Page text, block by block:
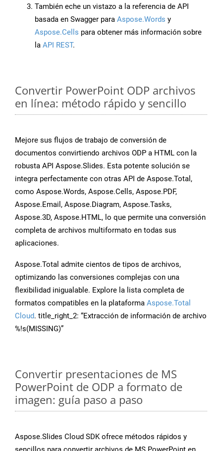
También eche un vistazo a la referencia de API
basada en Swagger para Aspose.Words y
Aspose.Cells para obtener más información sobre
la API REST.
Convertir PowerPoint ODP archivos
en línea: método rápido y sencillo
Mejore sus flujos de trabajo de conversión de
documentos convirtiendo archivos ODP a HTML con la
robusta API Aspose.Slides. Esta potente solución se
integra perfectamente con otras API de Aspose.Total,
como Aspose.Words, Aspose.Cells, Aspose.PDF,
Aspose.Email, Aspose.Diagram, Aspose.Tasks,
Aspose.3D, Aspose.HTML, lo que permite una conversión
completa de archivos multiformato en todas sus
aplicaciones.
Aspose.Total admite cientos de tipos de archivos,
optimizando las conversiones complejas con una
flexibilidad inigualable. Explore la lista completa de
formatos compatibles en la plataforma Aspose.Total
Cloud. title_right_2: “Extracción de información de archivo
%!s(MISSING)”
Convertir presentaciones de MS
PowerPoint de ODP a formato de
imagen: guía paso a paso
Aspose.Slides Cloud SDK ofrece métodos rápidos y